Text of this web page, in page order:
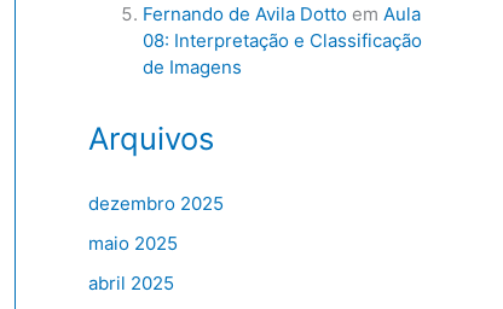
Fernando de Avila Dottoem Aula
08: Interpretação e Classificação
de Imagens
Arquivos
dezembro 2025
maio 2025
abril 2025